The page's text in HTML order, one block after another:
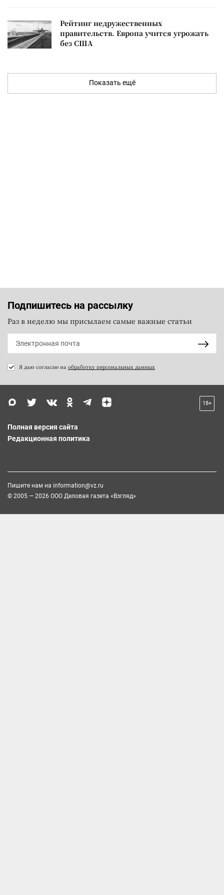
Рейтинг недружественных
правительств. Европа учится угрожать
без США
Показать ещё
Подпишитесь на рассылку
Раз в неделю мы присылаем самые важные статьи
Я даю согласие на обработку персональных данных
18+
Полная версия сайта
Редакционная политика
Пишите нам на information@vz.ru
© 2005 — 2026 ООО Деловая газета «Взгляд»